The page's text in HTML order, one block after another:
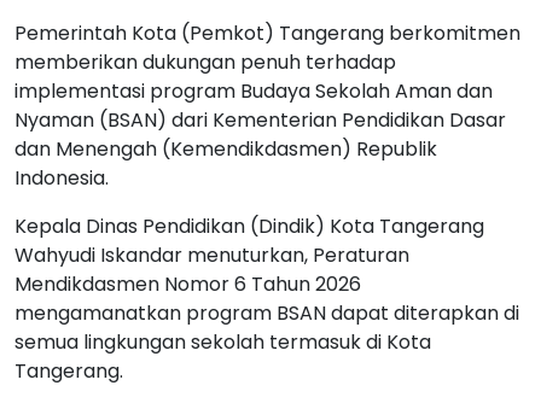
Pemerintah Kota (Pemkot) Tangerang berkomitmen
memberikan dukungan penuh terhadap
implementasi program Budaya Sekolah Aman dan
Nyaman (BSAN) dari Kementerian Pendidikan Dasar
dan Menengah (Kemendikdasmen) Republik
Indonesia.
Kepala Dinas Pendidikan (Dindik) Kota Tangerang
Wahyudi Iskandar menuturkan, Peraturan
Mendikdasmen Nomor 6 Tahun 2026
mengamanatkan program BSAN dapat diterapkan di
semua lingkungan sekolah termasuk di Kota
Tangerang.